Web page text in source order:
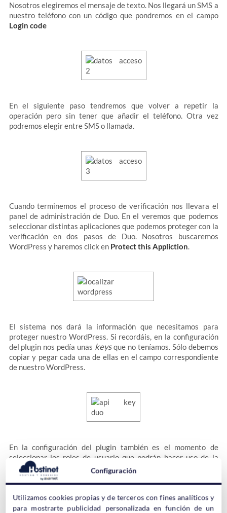
Nosotros elegiremos el mensaje de texto. Nos llegará un SMS a
nuestro teléfono con un código que pondremos en el campo
Login code
En el siguiente paso tendremos que volver a repetir la
operación pero sin tener que añadir el teléfono. Otra vez
podremos elegir entre SMS o llamada.
Cuando terminemos el proceso de verificación nos llevara el
panel de administración de Duo. En el veremos que podemos
seleccionar distintas aplicaciones que podemos proteger con la
verificación en dos pasos de Duo. Nosotros buscaremos
WordPress y haremos click en Protect this Appliction.
El sistema nos dará la información que necesitamos para
proteger nuestro WordPress. Si recordáis, en la configuración
del plugin nos pedía unas keysque no teníamos. Sólo debemos
copiar y pegar cada una de ellas en el campo correspondiente
de nuestro WordPress.
En la configuración del plugin también es el momento de
seleccionar los roles de usuario que podrán hacer uso de la
verificación en dos pasos. Nosotros sólo vamos a seleccionar el
Administrador en este caso, pero es opcional.
Configuración
Utilizamos cookies propias y de terceros con fines analíticos y
para mostrarte publicidad personalizada en función de un